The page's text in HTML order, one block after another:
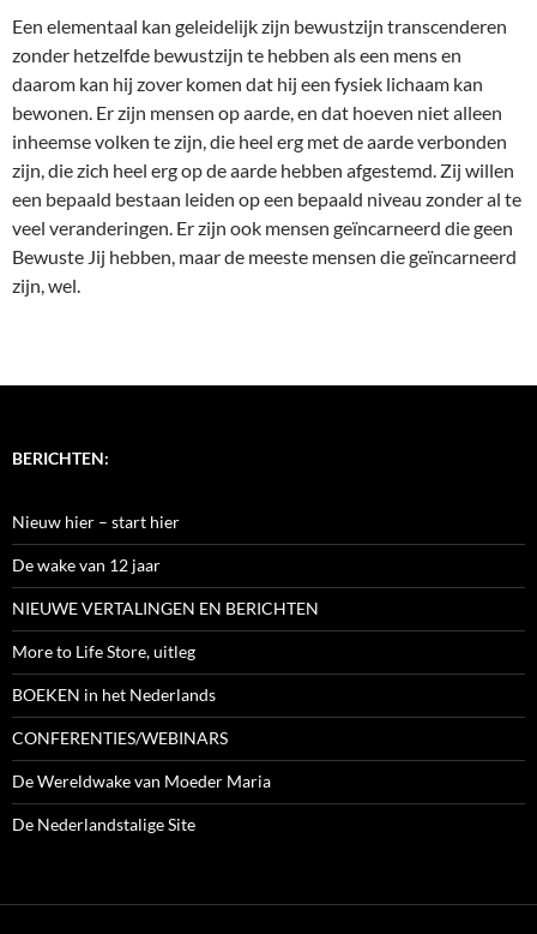
Een elementaal kan geleidelijk zijn bewustzijn transcenderen
zonder hetzelfde bewustzijn te hebben als een mens en
daarom kan hij zover komen dat hij een fysiek lichaam kan
bewonen. Er zijn mensen op aarde, en dat hoeven niet alleen
inheemse volken te zijn, die heel erg met de aarde verbonden
zijn, die zich heel erg op de aarde hebben afgestemd. Zij willen
een bepaald bestaan leiden op een bepaald niveau zonder al te
veel veranderingen. Er zijn ook mensen geïncarneerd die geen
Bewuste Jij hebben, maar de meeste mensen die geïncarneerd
zijn, wel.
BERICHTEN:
Nieuw hier – start hier
De wake van 12 jaar
NIEUWE VERTALINGEN EN BERICHTEN
More to Life Store, uitleg
BOEKEN in het Nederlands
CONFERENTIES/WEBINARS
De Wereldwake van Moeder Maria
De Nederlandstalige Site